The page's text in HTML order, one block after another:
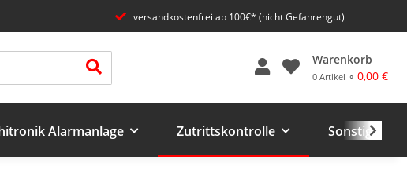
versandkostenfrei ab 100€* (nicht Gefahrengut)
Warenkorb
0 Artikel ⚬ 0,00 €
Alarmanlage Zutrittskontrolle Sonstiges